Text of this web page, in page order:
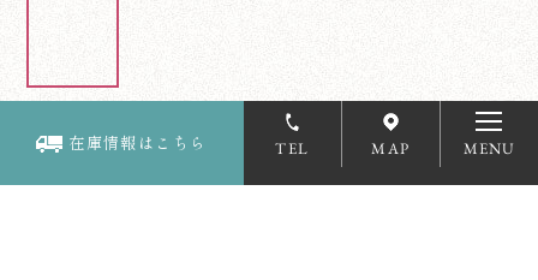
在庫情報はこちら TEL MAP